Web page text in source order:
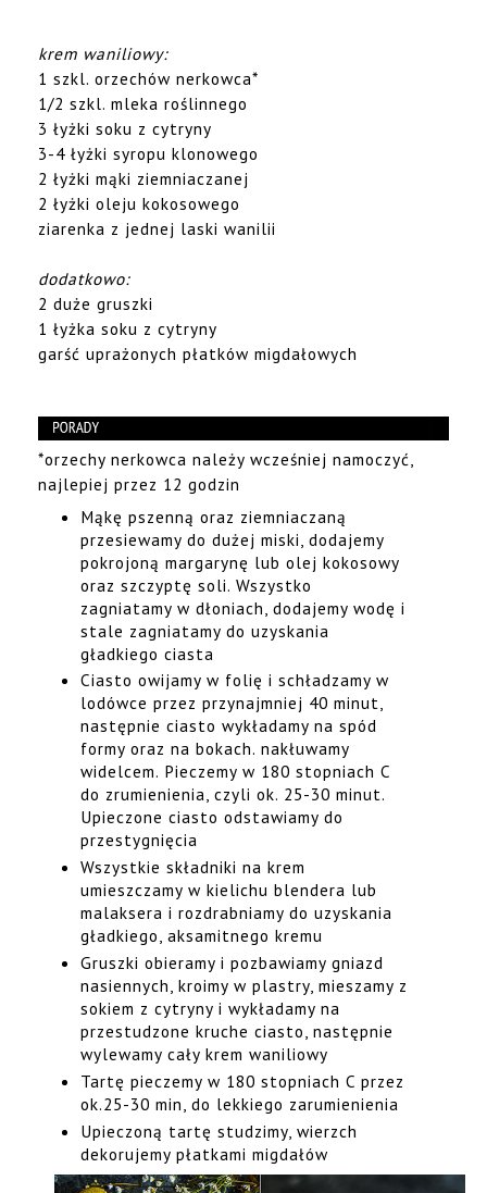
krem waniliowy:
1 szkl. orzechów nerkowca*
1/2 szkl. mleka roślinnego
3 łyżki soku z cytryny
3-4 łyżki syropu klonowego
2 łyżki mąki ziemniaczanej
2 łyżki oleju kokosowego
ziarenka z jednej laski wanilii
dodatkowo:
2 duże gruszki
1 łyżka soku z cytryny
garść uprażonych płatków migdałowych
*orzechy nerkowca należy wcześniej namoczyć,
najlepiej przez 12 godzin
Mąkę pszenną oraz ziemniaczaną
przesiewamy do dużej miski, dodajemy
pokrojoną margarynę lub olej kokosowy
oraz szczyptę soli. Wszystko
zagniatamy w dłoniach, dodajemy wodę i
stale zagniatamy do uzyskania
gładkiego ciasta
Ciasto owijamy w folię i schładzamy w
lodówce przez przynajmniej 40 minut,
następnie ciasto wykładamy na spód
formy oraz na bokach. nakłuwamy
widelcem. Pieczemy w 180 stopniach C
do zrumienienia, czyli ok. 25-30 minut.
Upieczone ciasto odstawiamy do
przestygnięcia
Wszystkie składniki na krem
umieszczamy w kielichu blendera lub
malaksera i rozdrabniamy do uzyskania
gładkiego, aksamitnego kremu
Gruszki obieramy i pozbawiamy gniazd
nasiennych, kroimy w plastry, mieszamy z
sokiem z cytryny i wykładamy na
przestudzone kruche ciasto, następnie
wylewamy cały krem waniliowy
Tartę pieczemy w 180 stopniach C przez
ok.25-30 min, do lekkiego zarumienienia
Upieczoną tartę studzimy, wierzch
dekorujemy płatkami migdałów